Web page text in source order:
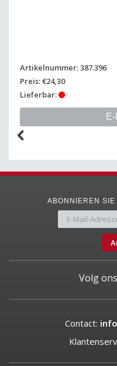
Artikelnummer: 387.396
Preis: €24,30
Lieferbar:
ABONNIEREN
Volg
Contact: